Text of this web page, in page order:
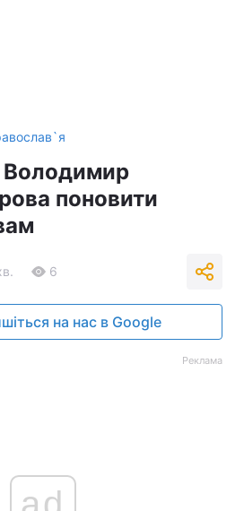
поновити
6
на нас в Google
Реклама